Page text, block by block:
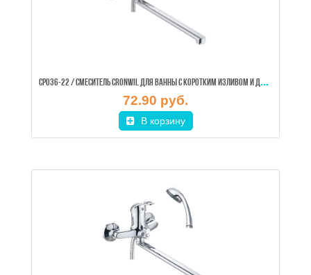
CP0
36-22 / СМЕСИТЕЛЬ CRONWIL ДЛЯ ВАННЫ С КОРОТКИМ ИЗЛИВОМ И ДУШЕМ, ЦИНК, ХРОМ
72.90 руб.
В корзину